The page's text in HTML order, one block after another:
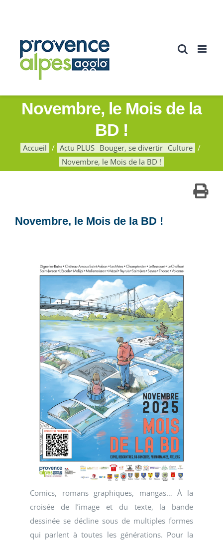
Novembre, le Mois de la
BD !
Accueil Actu PLUS Bouger, se divertir Culture
Novembre, le Mois de la BD !
Novembre, le Mois de la BD !
Comics, romans graphiques, mangas… À la
croisée de l’image et du texte, la bande
dessinée se décline sous de multiples formes
qui parlent à toutes les générations. Pour la